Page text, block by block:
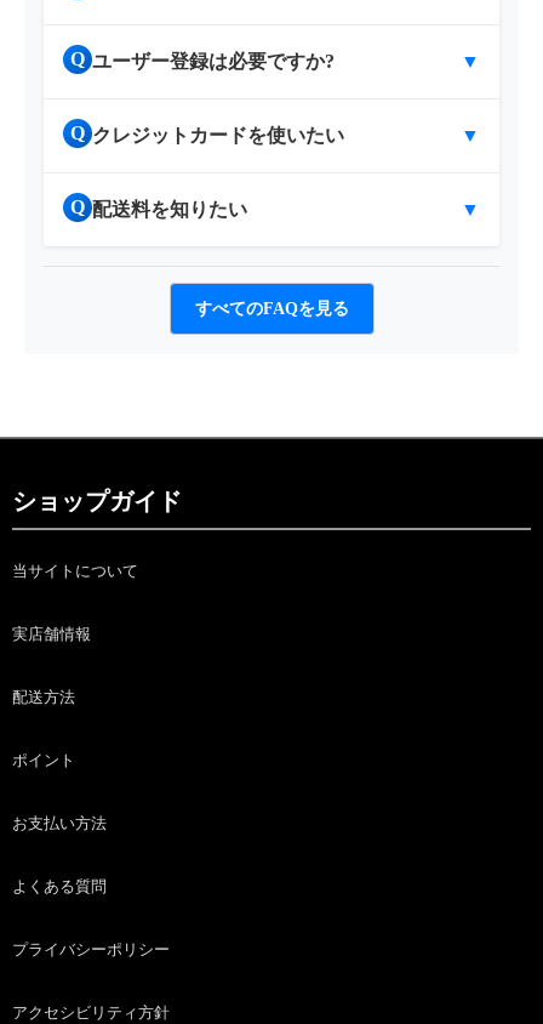
Q ユーザー登録は必要ですか? ▼
Q クレジットカードを使いたい ▼
Q 配送料を知りたい ▼
すべてのFAQを見る
ショップガイド
当サイトについて
実店舗情報
配送方法
ポイント
お支払い方法
よくある質問
プライバシーポリシー
アクセシビリティ方針